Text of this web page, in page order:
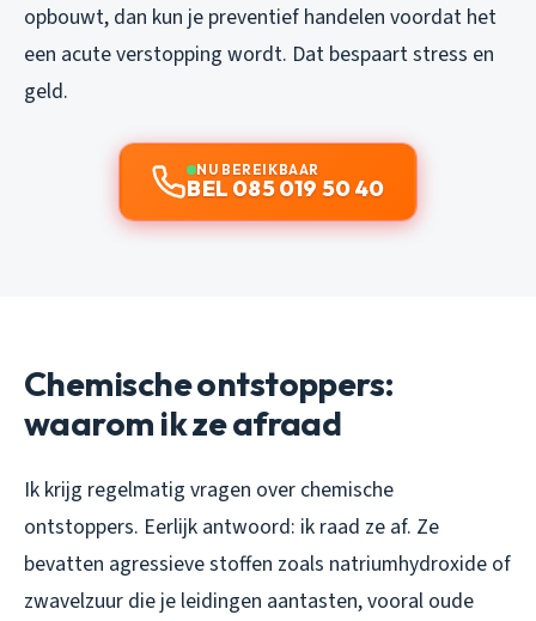
opbouwt, dan kun je preventief handelen voordat het
een acute verstopping wordt. Dat bespaart stress en
geld.
NU BEREIKBAAR
BEL 085 019 50 40
Chemische ontstoppers:
waarom ik ze afraad
Ik krijg regelmatig vragen over chemische
ontstoppers. Eerlijk antwoord: ik raad ze af. Ze
bevatten agressieve stoffen zoals natriumhydroxide of
zwavelzuur die je leidingen aantasten, vooral oude